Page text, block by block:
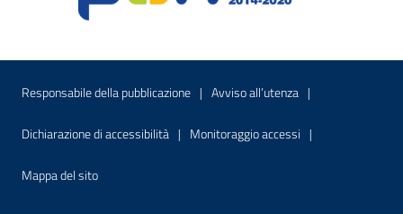
Menu di servizio
Responsabile della pubblicazione Sito interno - Apre in una nuova
Avviso all’utenza Sito interno -
Dichiarazione di accessibilità Sito interno - Apre in una nuova finestra
Monitoraggio accessi Sito interno -
Mappa del sitoSito interno - Apre nella stessa finestra